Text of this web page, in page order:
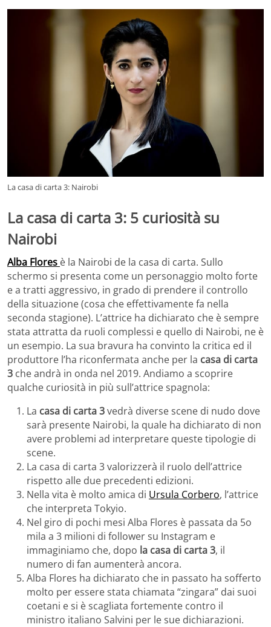
La casa di carta 3: Nairobi
La casa di carta 3: 5 curiosità su
Nairobi
Alba Flores è la Nairobi de la casa di carta. Sullo
schermo si presenta come un personaggio molto forte
e a tratti aggressivo, in grado di prendere il controllo
della situazione (cosa che effettivamente fa nella
seconda stagione). L’attrice ha dichiarato che è sempre
stata attratta da ruoli complessi e quello di Nairobi, ne è
un esempio. La sua bravura ha convinto la critica ed il
produttore l’ha riconfermata anche per la casa di carta
3 che andrà in onda nel 2019. Andiamo a scoprire
qualche curiosità in più sull’attrice spagnola:
La casa di carta 3vedrà diverse scene di nudo dove
sarà presente Nairobi, la quale ha dichiarato di non
avere problemi ad interpretare queste tipologie di
scene.
La casa di carta 3 valorizzerà il ruolo dell’attrice
rispetto alle due precedenti edizioni.
Nella vita è molto amica di Ursula Corbero, l’attrice
che interpreta Tokyio.
Nel giro di pochi mesi Alba Flores è passata da 5o
mila a 3 milioni di follower su Instagram e
immaginiamo che, dopo la casa di carta 3, il
numero di fan aumenterà ancora.
Alba Flores ha dichiarato che in passato ha sofferto
molto per essere stata chiamata “zingara” dai suoi
coetani e si è scagliata fortemente contro il
ministro italiano Salvini per le sue dichiarazioni.